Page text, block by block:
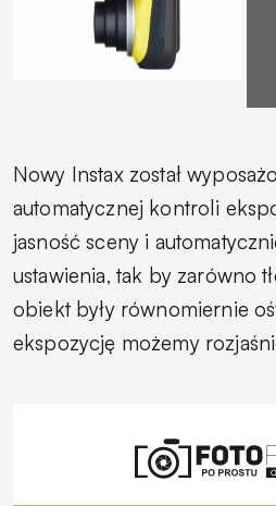
Nowy Instax został
automatycznej kontroli
jasność sceny i
ustawienia, tak by zarówno
obiekt były równomiernie
ekspozycję możemy